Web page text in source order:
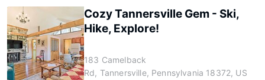
Cozy Tannersville Gem - Ski,
Hike, Explore!
183 Camelback
Rd, Tannersville, Pennsylvania 18372, US